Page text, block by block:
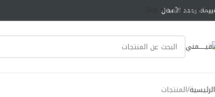
Skip to main content
يحدد الأفضل
الرئيسية المنتجات